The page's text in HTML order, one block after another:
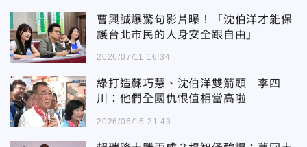
曹興誠爆驚句影片曝！「沈伯洋才能保
護台北市民的人身安全跟自由」
2026/07/11 16:34
綠打造蘇巧慧、沈伯洋雙箭頭 李四
川：他們全國仇恨值相當高啦
2026/06/16 21:43